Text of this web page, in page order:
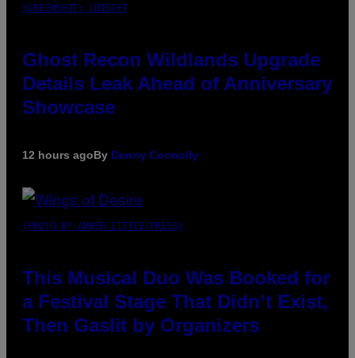
SCREENSHOT: UBISOFT
Ghost Recon Wildlands Upgrade
Details Leak Ahead of Anniversary
Showcase
12 hours agoBy Denny Connolly
(PHOTO BY AMBER LITTLE/PRESS)
This Musical Duo Was Booked for
a Festival Stage That Didn’t Exist,
Then Gaslit by Organizers